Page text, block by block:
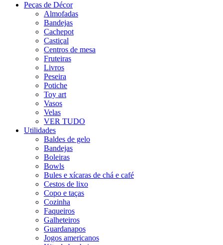
Peças de Décor
Almofadas
Bandejas
Cachepot
Castiçal
Centros de mesa
Fruteiras
Livros
Peseira
Potiche
Toy art
Vasos
Velas
VER TUDO
Utilidades
Baldes de gelo
Bandejas
Boleiras
Bowls
Bules e xícaras de chá e café
Cestos de lixo
Copo e taças
Cozinha
Faqueiros
Galheteiros
Guardanapos
Jogos americanos